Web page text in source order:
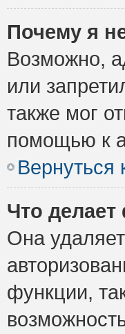
Почему я
Возможно,
или
также мог
помощью к
Вернуться
Что
Она
функции,